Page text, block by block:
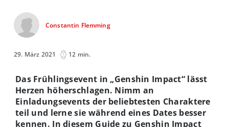
Constantin Flemming
29. März 2021 12 min.
Das Frühlingsevent in „Genshin Impact“ lässt
Herzen höherschlagen. Nimm an
Einladungsevents der beliebtesten Charaktere
teil und lerne sie während eines Dates besser
kennen. In diesem Guide zu Genshin Impact